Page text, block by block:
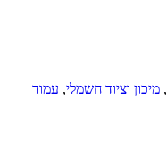
, מיכון וציוד חשמלי, עמוד